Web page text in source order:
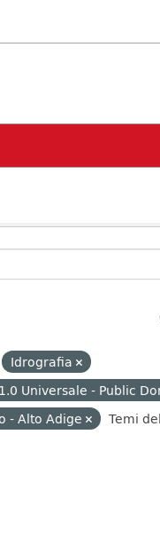
Idrografia
Universale - Public
- Alto Adige Temi